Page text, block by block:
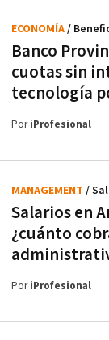
Banco
cuotas sin
tecnología
ECONOMÍA/
PoriProfesional
Salarios en
¿cuánto
MANAGEMENT /
PoriProfesional